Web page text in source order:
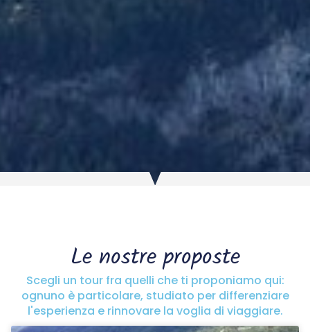
Le nostre proposte
Scegli un tour fra quelli che ti proponiamo qui:
ognuno è particolare, studiato per differenziare
l'esperienza e rinnovare la voglia di viaggiare.